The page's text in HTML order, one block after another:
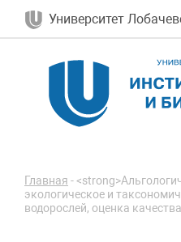
Университет
Главная -
экологическое и
водорослей, оценка